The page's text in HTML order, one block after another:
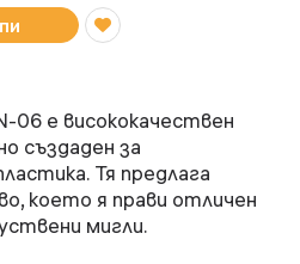
06 е висококачествен
създаден за
Тя предлага
което я прави отличен
мигли.